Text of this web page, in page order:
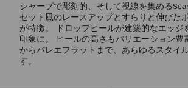
シャープで彫刻的、そして視線を集める
セット風のレースアップとすらりと伸びた
が特徴。 ドロップヒールが建築的なエッジ
印象に。 ヒールの高さもバリエーション豊
からバレエフラットまで、あらゆるスタイ
す。